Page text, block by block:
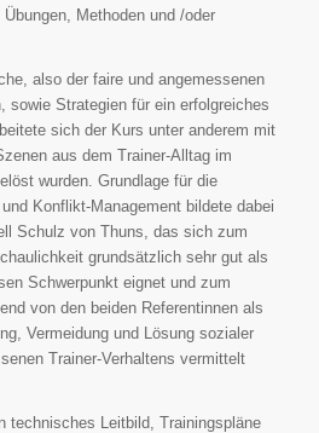
Methoden und /oder
also der faire und angemessenen
sowie Strategien für ein erfolgreiches
sich der Kurs unter anderem mit
aus dem Trainer-Alltag im
wurden. Grundlage für die
Konflikt-Management bildete dabei
Schulz von Thuns, das sich zum
grundsätzlich sehr gut als
Schwerpunkt eignet und zum
von den beiden Referentinnen als
Vermeidung und Lösung sozialer
Trainer-Verhaltens vermittelt
technisches Leitbild, Trainingspläne